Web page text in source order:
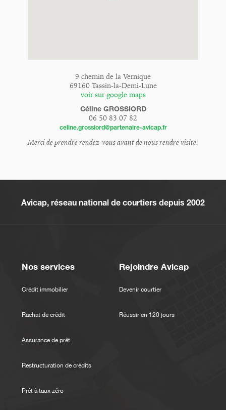
9 chemin de la Vernique
69160 Tassin-la-Demi-Lune
voir sur google maps
Céline GROSSIORD
06 50 83 07 82
celine.grossiord@partenaire-avicap.fr
Merci de prendre rendez-vous avant de nous rendre visite.
Avicap, réseau national de courtiers depuis 2002
Nos services
Crédit immobilier
Rachat de crédit
Assurance de prêt
Restructuration de crédits
Prêt à taux zéro
Rejoindre Avicap
Devenir courtier
Réussir en 120 jours